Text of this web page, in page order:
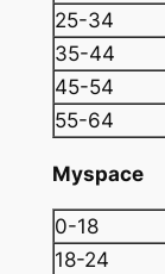
25-34
35-44
45-54
55-64
Myspace
0-18
18-24